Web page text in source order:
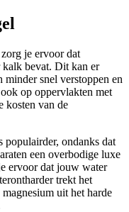
je ervoor dat
bevat. Dit kan er
snel verstoppen en
op oppervlakten met
kosten van de
populairder, ondanks dat
een overbodige luxe
ervoor dat jouw water
trekt het
uit het harde